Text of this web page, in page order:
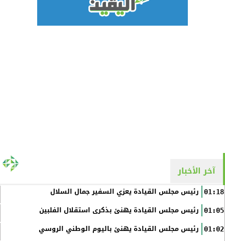
آخر الأخبار
01:18 رئيس مجلس القيادة يعزي السفير جمال السلال
01:05 رئيس مجلس القيادة يهنئ بذكرى استقلال الفلبين
01:02 رئيس مجلس القيادة يهنئ باليوم الوطني الروسي